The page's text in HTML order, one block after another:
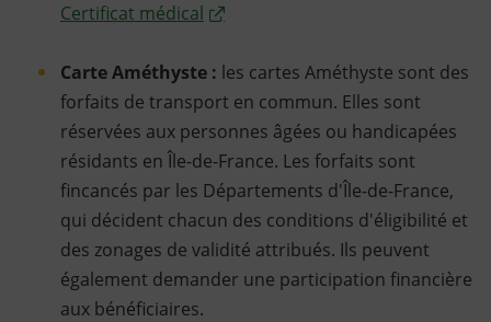
Certificat médical
Carte Améthyste : les cartes Améthyste sont des
forfaits de transport en commun. Elles sont
réservées aux personnes âgées ou handicapées
résidants en Île-de-France. Les forfaits sont
fincancés par les Départements d'Île-de-France,
qui décident chacun des conditions d'éligibilité et
des zonages de validité attribués. Ils peuvent
également demander une participation financière
aux bénéficiaires.